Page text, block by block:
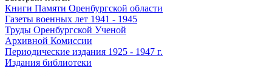
Книги Памяти Оренбургской области
Газеты военных лет 1941 - 1945
Труды Оренбургской Ученой
Архивной Комиссии
Периодические издания 1925 - 1947 г.
Издания библиотеки